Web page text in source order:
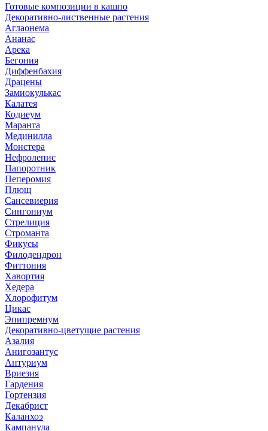
Готовые композиции в кашпо
Декоративно-лиственные растения
Аглаонема
Ананас
Арека
Бегония
Диффенбахия
Драцены
Замиокулькас
Калатея
Кодиеум
Маранта
Мединилла
Монстера
Нефролепис
Папоротник
Пеперомия
Плющ
Сансевиерия
Сингониум
Стрелиция
Строманта
Фикусы
Филодендрон
Фиттония
Хавортия
Хедера
Хлорофитум
Цикас
Эпипремнум
Декоративно-цветущие растения
Азалия
Анигозантус
Антуриум
Вриезия
Гардения
Гортензия
Декабрист
Каланхоэ
Кампанула